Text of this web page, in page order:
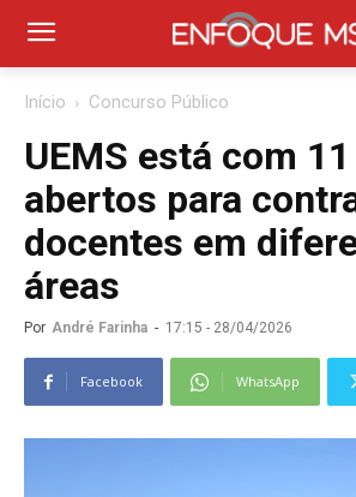
Início Concurso Público
UEMS está com
abertos para
docentes em
áreas
Por André Farinha - 17:15 - 28/04/2026
Facebook WhatsApp